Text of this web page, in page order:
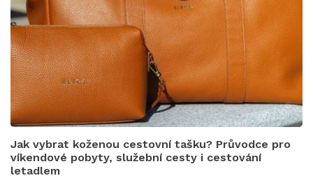
Jak vybrat koženou cestovní tašku? Průvodce pro
víkendové pobyty, služební cesty i cestování
letadlem